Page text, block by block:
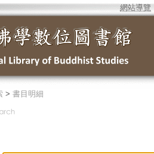
網站導覽
> 書目明細